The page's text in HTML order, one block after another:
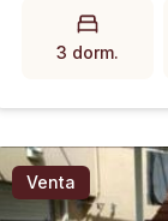
3 dorm.
Venta